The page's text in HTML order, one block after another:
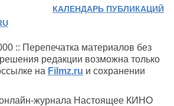
КАЛЕНДАРЬ ПУБЛИКАЦИЙ
:: Перепечатка материалов без
редакции возможна только
на Filmz.ru и сохранении
журнала Настоящее КИНО